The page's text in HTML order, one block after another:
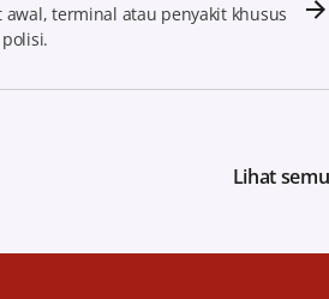
terminal atau penyakit khusus
Lihat